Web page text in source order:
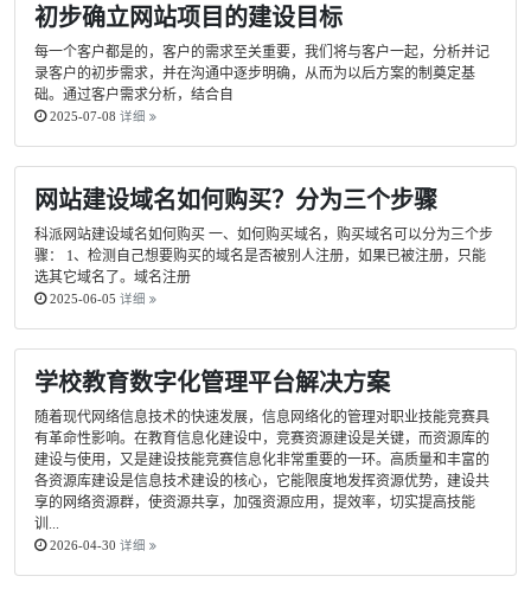
初步确立网站项目的建设目标
每一个客户都是的，客户的需求至关重要，我们将与客户一起，分析并记
录客户的初步需求，并在沟通中逐步明确，从而为以后方案的制奠定基
础。通过客户需求分析，结合自
2025-07-08 详细
网站建设域名如何购买？分为三个步骤
科派网站建设域名如何购买 一、如何购买域名，购买域名可以分为三个步
骤： 1、检测自己想要购买的域名是否被别人注册，如果已被注册，只能
选其它域名了。域名注册
2025-06-05 详细
学校教育数字化管理平台解决方案
随着现代网络信息技术的快速发展，信息网络化的管理对职业技能竞赛具
有革命性影响。在教育信息化建设中，竞赛资源建设是关键，而资源库的
建设与使用，又是建设技能竞赛信息化非常重要的一环。高质量和丰富的
各资源库建设是信息技术建设的核心，它能限度地发挥资源优势，建设共
享的网络资源群，使资源共享，加强资源应用，提效率，切实提高技能
训...
2026-04-30 详细